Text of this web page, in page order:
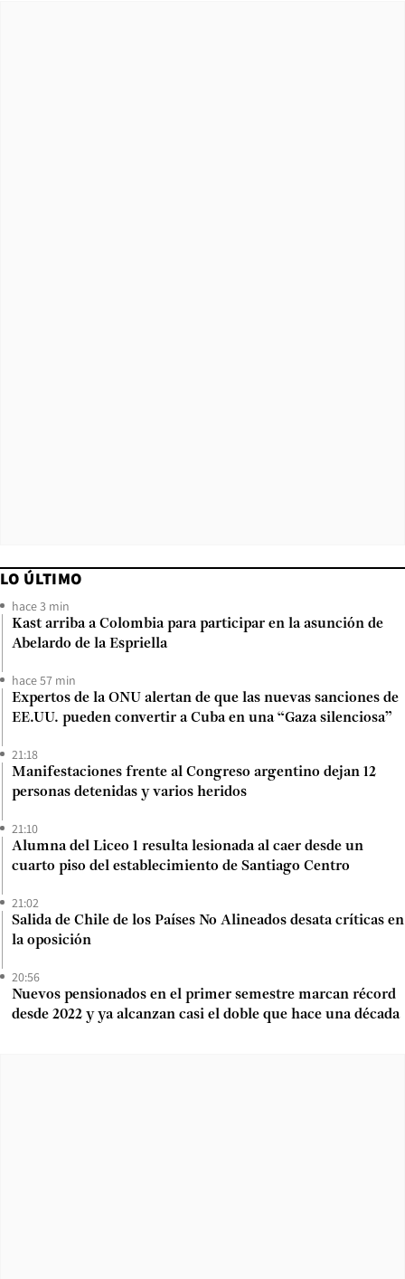
LO ÚLTIMO
hace 3 min
Kast arriba a Colombia para participar en la asunción de
Abelardo de la Espriella
hace 57 min
Expertos de la ONU alertan de que las nuevas sanciones de
EE.UU. pueden convertir a Cuba en una “Gaza silenciosa”
21:18
Manifestaciones frente al Congreso argentino dejan 12
personas detenidas y varios heridos
21:10
Alumna del Liceo 1 resulta lesionada al caer desde un
cuarto piso del establecimiento de Santiago Centro
21:02
Salida de Chile de los Países No Alineados desata críticas en
la oposición
20:56
Nuevos pensionados en el primer semestre marcan récord
desde 2022 y ya alcanzan casi el doble que hace una década